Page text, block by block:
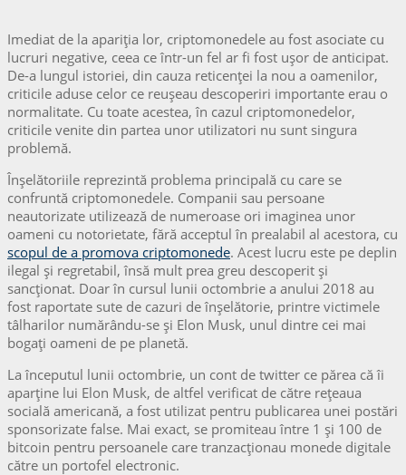
Imediat de la apariția lor, criptomonedele au fost asociate cu
lucruri negative, ceea ce într-un fel ar fi fost uşor de anticipat.
De-a lungul istoriei, din cauza reticenței la nou a oamenilor,
criticile aduse celor ce reuşeau descoperiri importante erau o
normalitate. Cu toate acestea, în cazul criptomonedelor,
criticile venite din partea unor utilizatori nu sunt singura
problemă.
Înșelătoriile reprezintă problema principală cu care se
confruntă criptomonedele. Companii sau persoane
neautorizate utilizează de numeroase ori imaginea unor
oameni cu notorietate, fără acceptul în prealabil al acestora, cu
scopul de a promova criptomonede. Acest lucru este pe deplin
ilegal şi regretabil, însă mult prea greu descoperit şi
sancționat. Doar în cursul lunii octombrie a anului 2018 au
fost raportate sute de cazuri de înşelătorie, printre victimele
tâlharilor numărându-se şi Elon Musk, unul dintre cei mai
bogați oameni de pe planetă.
La începutul lunii octombrie, un cont de twitter ce părea că îi
aparține lui Elon Musk, de altfel verificat de către rețeaua
socială americană, a fost utilizat pentru publicarea unei postări
sponsorizate false. Mai exact, se promiteau între 1 şi 100 de
bitcoin pentru persoanele care tranzacționau monede digitale
către un portofel electronic.